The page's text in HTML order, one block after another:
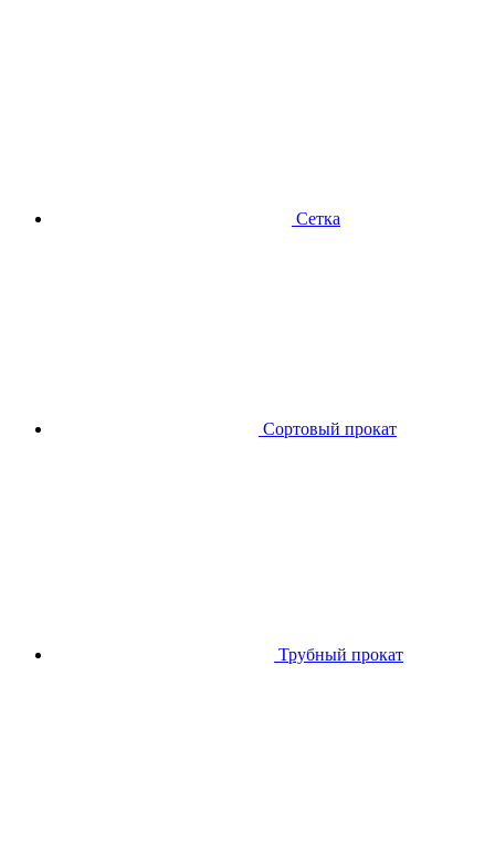
Сетка
Сортовый прокат
Трубный прокат